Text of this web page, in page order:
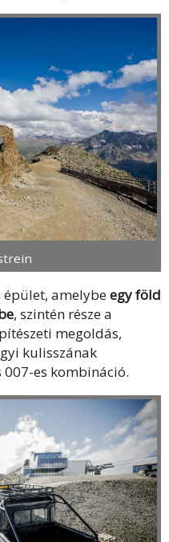
amelybeegy föld
, szintén része a
megoldás,
kulisszának
es kombináció.